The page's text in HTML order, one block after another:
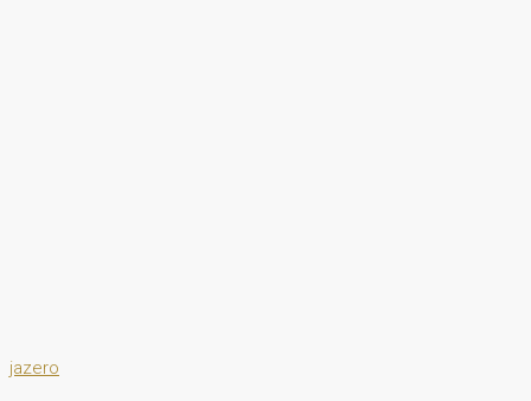
jazero